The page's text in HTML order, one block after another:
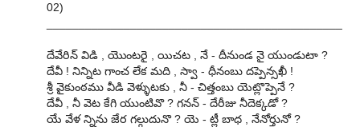
02)
దేవేరిన్ విడి , యొంటరై , యిచట , నే - దీనుండ నై యుండుటా ?
దేవీ ! నిన్నిట గాంచ లేక మది , స్వా - ధీనంబు దప్పెన్సఖీ !
శ్రీ వైకుంఠము వీడి వెళ్ళుటకు , నీ - చిత్తంబు యెట్లొప్పెనే ?
దేవీ , నీ వెట కేగి యుంటివొ ? గనన్ - దేరీజు నీదెక్కడో ?
యే వేళ న్నిను జేర గల్గుదునొ ? యె - ట్లీ బాధ , నేనోర్తునో ?